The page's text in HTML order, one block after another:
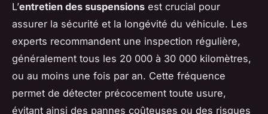
L’entretien des suspensions est crucial pour
assurer la sécurité et la longévité du véhicule. Les
experts recommandent une inspection régulière,
généralement tous les 20 000 à 30 000 kilomètres,
ou au moins une fois par an. Cette fréquence
permet de détecter précocement toute usure,
évitant ainsi des pannes coûteuses ou des risques